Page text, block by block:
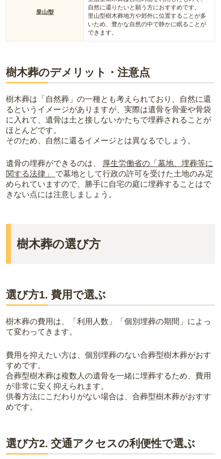
里山型
自然に還りたいと願う方におすすめです。
里山型樹木葬地方や郊外に位置することが多
いため、豊かな自然の中で静かに眠ることが
できます。
樹木葬のデメリット・注意点
樹木葬は「自然葬」の一種とも考えられており、自然に還
るというイメージがありますが、実際は遺骨を骨壷や骨袋
に入れて、遺骨は土と接しないかたちで埋葬されることが
ほとんどです。
そのため、自然に還るイメージとは異なるでしょう。
遺骨の埋葬ができるのは、
厚生労働省の「墓地、埋葬等に
関する法律」 で墓地として行政の許可を受けた土地のみ定
められていますので、勝手に自宅の庭に埋葬することはで
きない点には注意しましょう。
樹木葬の選び方
選び方1. 費用で選ぶ
樹木葬の費用は、「利用人数」「個別埋葬の期間」によっ
て変わってきます。
費用を抑えたい方は、個別埋葬のない合葬型樹木葬がおす
すめです。
合葬型樹木葬は複数人の遺骨を一緒に埋葬するため、費用
が非常に安く抑えられます。
供養方法にこだわりがない場合は、合葬型樹木葬がおすす
めです。
選び方2. 交通アクセスの利便性で選ぶ